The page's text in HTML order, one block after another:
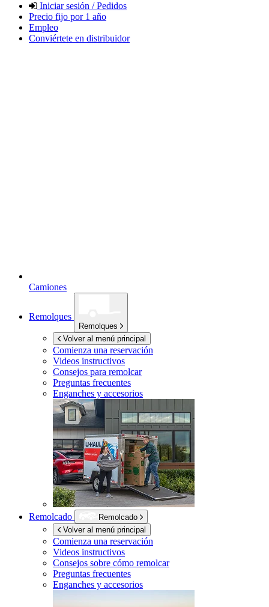
Iniciar sesión / Pedidos
Precio fijo por 1 año
Empleo
Conviértete en distribuidor
Camiones
Remolques
Remolques
Volver al menú principal
Comienza una reservación
Videos instructivos
Consejos para remolcar
Preguntas frecuentes
Enganches y accesorios
Remolcado
Remolcado
Volver al menú principal
Comienza una reservación
Videos instructivos
Consejos sobre cómo remolcar
Preguntas frecuentes
Enganches y accesorios